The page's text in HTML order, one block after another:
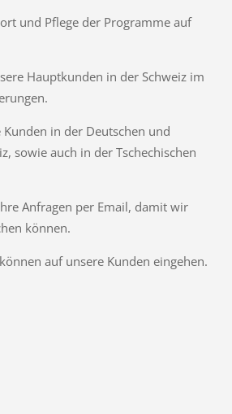
und Pflege der Programme auf
Hauptkunden in der Schweiz im
in der Deutschen und
sowie auch in der Tschechischen
Anfragen per Email, damit wir
können.
auf unsere Kunden eingehen.